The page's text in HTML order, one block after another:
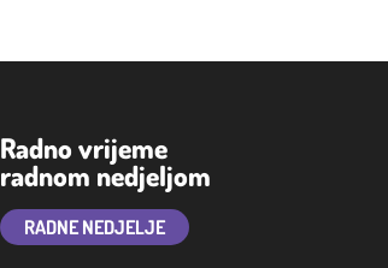
Radno vrijeme
radnom nedjeljom
RADNE NEDJELJE